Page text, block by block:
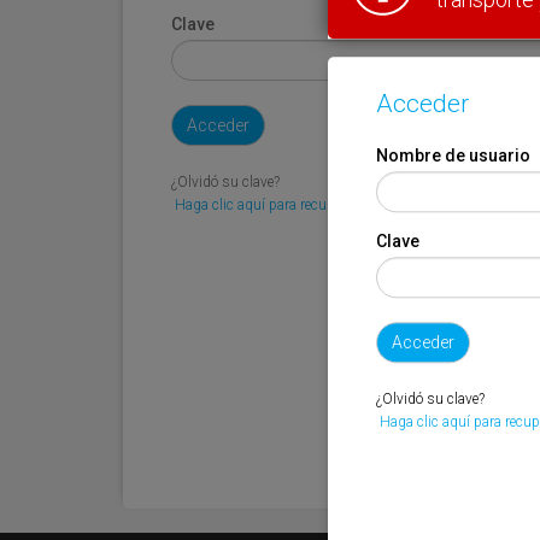
Clave
¿Olvidó su clave?
Haga clic aquí para recuperarla.
Acceder
Nombre de usuario
Clave
¿Olvidó su clave?
Haga clic aquí para